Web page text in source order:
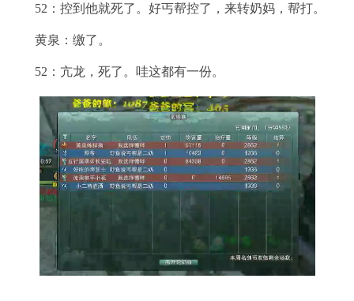
52：控到他就死了。好丐帮控了，来转奶妈，帮打。
黄泉：缴了。
52：亢龙，死了。哇这都有一份。